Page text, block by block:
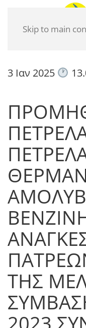
Skip to main
3 Ιαν 2025
ΤΗΣ